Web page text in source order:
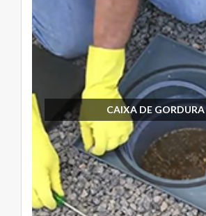
CAIXA DE GORDURA